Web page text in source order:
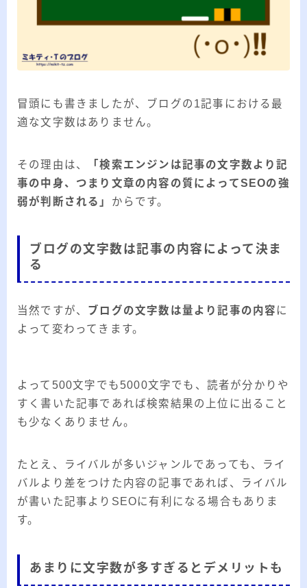
冒頭にも書きましたが、ブログの1記事における最
適な文字数はありません。
その理由は、
「検索エンジンは記事の文字数より記
事の中身、つまり文章の内容の質によってSEOの強
弱が判断される」 からです。
ブログの文字数は記事の内容によって決ま
る
当然ですが、 ブログの文字数は量より記事の内容 に
よって変わってきます。
よって500文字でも5000文字でも、読者が分かりや
すく書いた記事であれば検索結果の上位に出ること
も少なくありません。
たとえ、ライバルが多いジャンルであっても、ライ
バルより差をつけた内容の記事であれば、ライバル
が書いた記事よりSEOに有利になる場合もありま
す。
あまりに文字数が多すぎるとデメリットも